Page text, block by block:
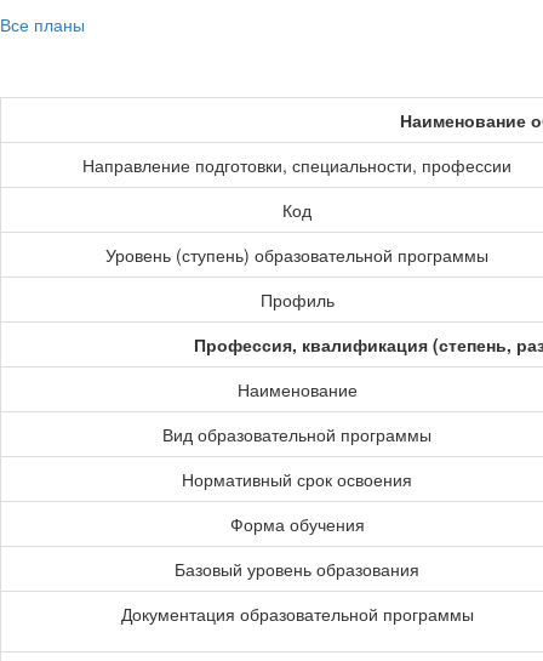
Все планы
Наименование
Направление подготовки, специальности, профессии
Код
Уровень (ступень) образовательной программы
Профиль
Профессия, квалификация (степень,
Наименование
Вид образовательной программы
Нормативный срок освоения
Форма обучения
Базовый уровень образования
Документация образовательной программы